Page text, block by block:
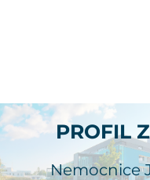
PROFIL
Nemocnice